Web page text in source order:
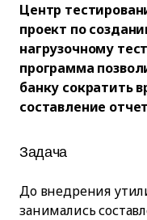
Центр
проект по
нагрузочному
программа
банку сократить
составление
Задача
До внедрения
занимались